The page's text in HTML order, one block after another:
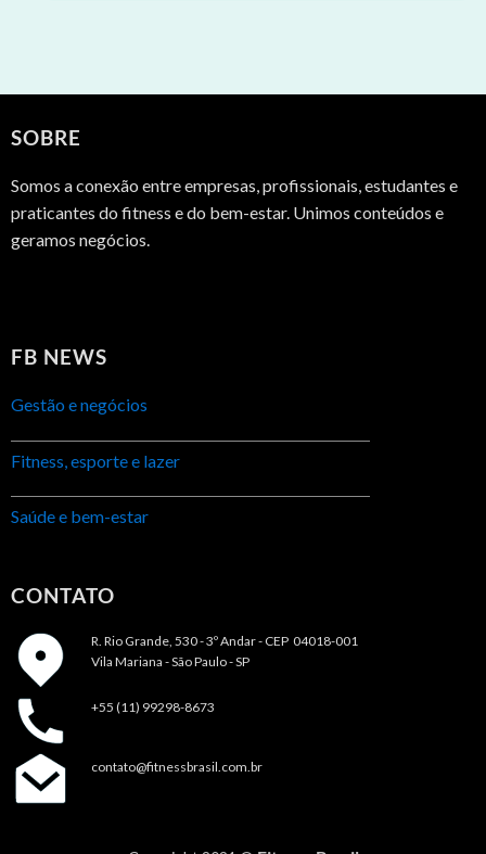
SOBRE
Somos a conexão entre empresas, profissionais, estudantes e
praticantes do fitness e do bem-estar. Unimos conteúdos e
geramos negócios.
FB NEWS
Gestão e negócios
Fitness, esporte e lazer
Saúde e bem-estar
CONTATO
R. Rio Grande, 530 - 3º Andar - CEP 04018-001
Vila Mariana - São Paulo - SP
+55 (11) 99298-8673
contato@fitnessbrasil.com.br